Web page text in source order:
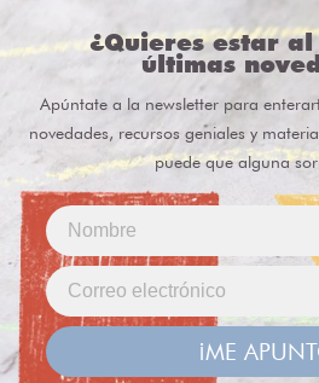
¿Quieres estar
últimas
Apúntate a la newsletter para
novedades, recursos geniales y
puede que alguna
¡ME